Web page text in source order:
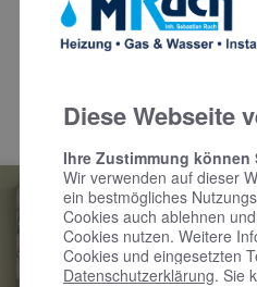
Diese Webseite
Ihre Zustimmung können
Wir verwenden auf dieser
ein bestmögliches
Cookies auch ablehnen
Cookies nutzen. Weitere
Cookies und eingesetzten
Datenschutzerklärung. Sie